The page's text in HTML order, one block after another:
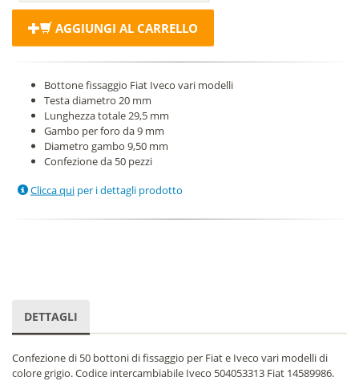
AGGIUNGI AL CARRELLO
Bottone fissaggio Fiat Iveco vari modelli
Testa diametro 20 mm
Lunghezza totale 29,5 mm
Gambo per foro da 9 mm
Diametro gambo 9,50 mm
Confezione da 50 pezzi
Clicca qui per i dettagli prodotto
DETTAGLI
Confezione di 50 bottoni di fissaggio per Fiat e Iveco vari modelli di
colore grigio. Codice intercambiabile Iveco 504053313 Fiat 14589986.